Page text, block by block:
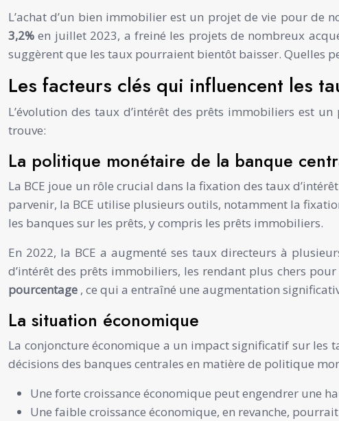
L’achat d’un bien immobilier est un projet de vie pour de
3,2%en juillet 2023, a freiné les projets de nombreux
suggèrent que les taux pourraient bientôt baisser. Quelles
Les facteurs clés qui influencent les
L’évolution des taux d’intérêt des prêts immobiliers est
trouve:
La politique monétaire de la banque
La BCE joue un rôle crucial dans la fixation des taux
parvenir, la BCE utilise plusieurs outils, notamment la
les banques sur les prêts, y compris les prêts immobiliers.
En 2022, la BCE a augmenté ses taux directeurs à
d’intérêt des prêts immobiliers, les rendant plus chers
pourcentage , ce qui a entraîné une augmentation
La situation économique
La conjoncture économique a un impact significatif sur les
décisions des banques centrales en matière de politique
Une forte croissance économique peut engendrer une
Une faible croissance économique, en revanche,